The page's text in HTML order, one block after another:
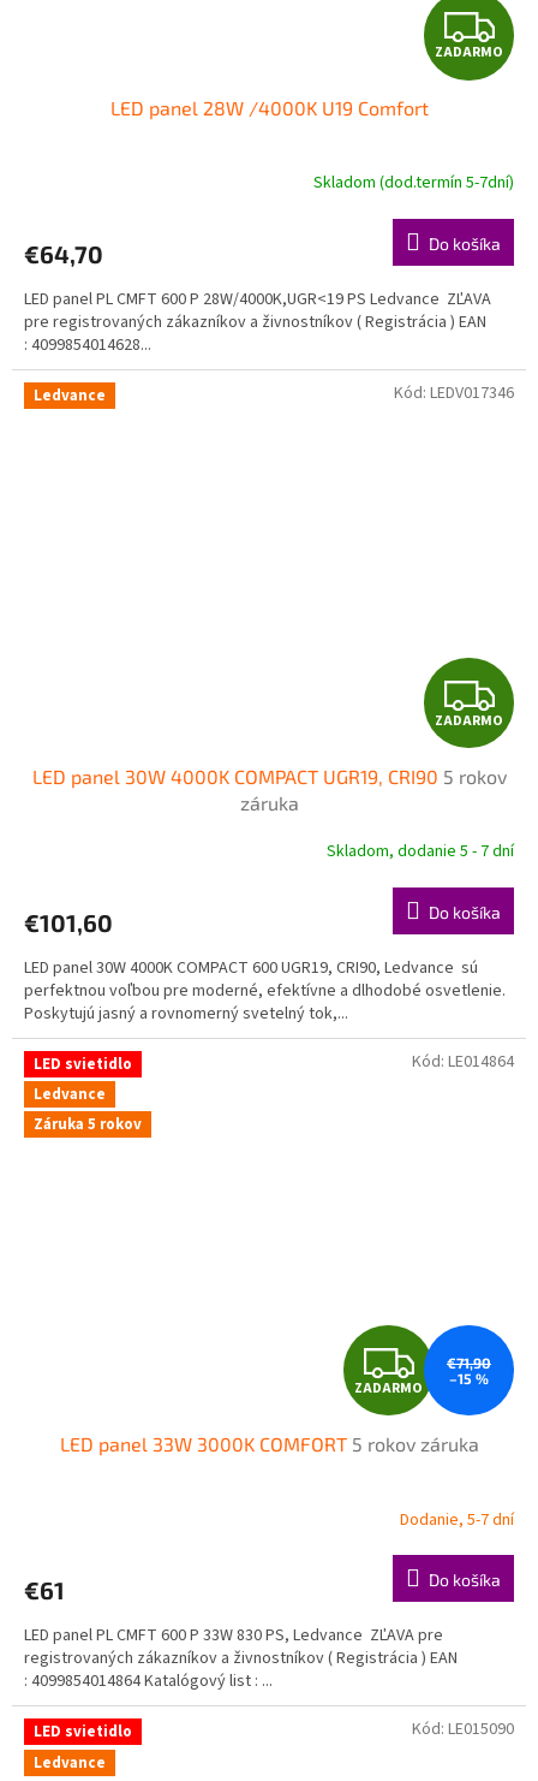
Z
A
A
R
M
ZADARMO
LED panel 28W /4000K U19 Comfort
Skladom (dod.termín 5-7dní)
€64,70 Do košíka
LED panel PL CMFT 600 P 28W/4000K,UGR<19 PS Ledvance ZĽAVA
pre registrovaných zákazníkov a živnostníkov ( Registrácia ) EAN
: 4099854014628...
Ledvance
Z
A
D
A
R
M
O
ZADARMO
LED panel 30W 4000K COMPACT UGR19, CRI90 5 rokov
záruka
Skladom, dodanie 5 - 7 dní
€101,60 Do košíka
LED panel 30W 4000K COMPACT 600 UGR19, CRI90, Ledvance sú
perfektnou voľbou pre moderné, efektívne a dlhodobé osvetlenie.
Poskytujú jasný a rovnomerný svetelný tok,...
Kód: LEDV017346
LED svietidlo
Ledvance
Záruka 5 rokov
Z
A
D
A
R
M
O
ZADARMO
€71,90
–15 %
LED panel 33W 3000K COMFORT 5 rokov záruka
Dodanie, 5-7 dní
€61 Do košíka
LED panel PL CMFT 600 P 33W 830 PS, Ledvance ZĽAVA pre
registrovaných zákazníkov a živnostníkov ( Registrácia ) EAN
: 4099854014864 Katalógový list : ...
Kód: LE014864
LED svietidlo
Ledvance
Kód: LE015090